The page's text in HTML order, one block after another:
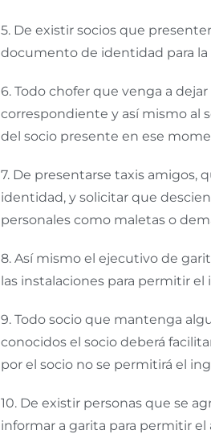
5. De existir socios que
documento de identidad para la
6. Todo chofer que venga a
correspondiente y así mismo al
del socio presente en ese
7. De presentarse taxis amigos,
identidad, y solicitar que
personales como maletas o
8. Así mismo el ejecutivo de
las instalaciones para permitir el
9. Todo socio que mantenga
conocidos el socio deberá
por el socio no se permitirá el
10. De existir personas que se
informar a garita para permitir el